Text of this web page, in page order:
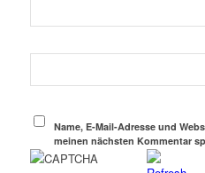
Name, E-Mail-Adresse und
meinen nächsten Kommentar